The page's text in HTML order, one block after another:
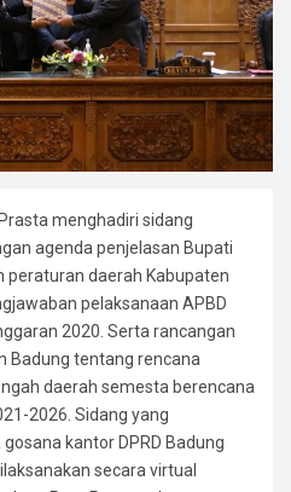
menghadiri sidang
agenda penjelasan Bupati
peraturan daerah Kabupaten
pelaksanaan APBD
2020. Serta rancangan
Badung tentang rencana
daerah semesta berencana
2026. Sidang yang
kantor DPRD Badung
secara virtual